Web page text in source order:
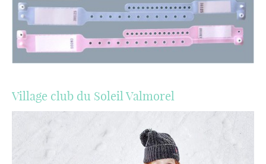
Village club du Soleil Valmorel